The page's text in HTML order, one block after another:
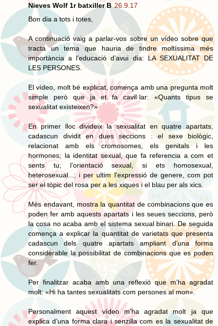
Nieves Wolf 1r batxiller B 26.9.17
Bon dia a tots i totes,
A continuació vaig a parlar-vos sobre un vídeo sobre que
tracta un tema que hauria de tindre moltíssima més
importància a l’educació d’avui dia: LA SEXUALITAT DE
LES PERSONES.
El vídeo, molt bé explicat, comença amb una pregunta molt
simple però que ja et fa cavil·lar: «Quants tipus se
sexualitat existeixen?»
En primer lloc divideix la sexualitat en quatre apartats,
cadascun dividit en dues seccions : el sexe biològic,
relacionat amb els cromosomes, els genitals i les
hormones; la identitat sexual, que fa referencia a com et
sents tu; l’orientació sexual, si ets homosexual,
heterosexual...; i per ultim l'expressió de genere, com pot
ser el tòpic del rosa per a les xiques i el blau per als xics.
Més endavant, mostra la quantitat de combinacions que es
poden fer amb aquests apartats i les seues seccions, però
la cosa no acaba amb el sistema sexual binari. De seguida
comença a explicar la quantitat de varietats que presenta
cadascun dels quatre apartats ampliant d’una forma
considerable la possibilitat de combinacions que es poden
fer.
Per finalitzar acaba amb una reflexió que m’ha agradat
molt: «Hi ha tantes sexualitats com persones al mon».
Personalment aquest vídeo m’ha agradat molt ja que
explica d’una forma clara i senzilla com es la sexualitat de